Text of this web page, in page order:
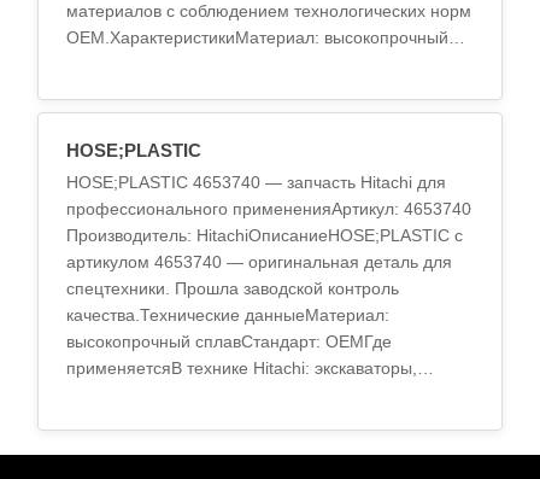
материалов с соблюдением технологических норм
OEM.ХарактеристикиМатериал: высокопрочный
HOSE;PLASTIC
HOSE;PLASTIC 4653740 — запчасть Hitachi для
профессионального примененияАртикул: 4653740
Производитель: HitachiОписаниеHOSE;PLASTIC с
артикулом 4653740 — оригинальная деталь для
спецтехники. Прошла заводской контроль
качества.Технические данныеМатериал:
высокопрочный сплавСтандарт: OEMГде
применяетсяВ технике Hitachi: экскаваторы,